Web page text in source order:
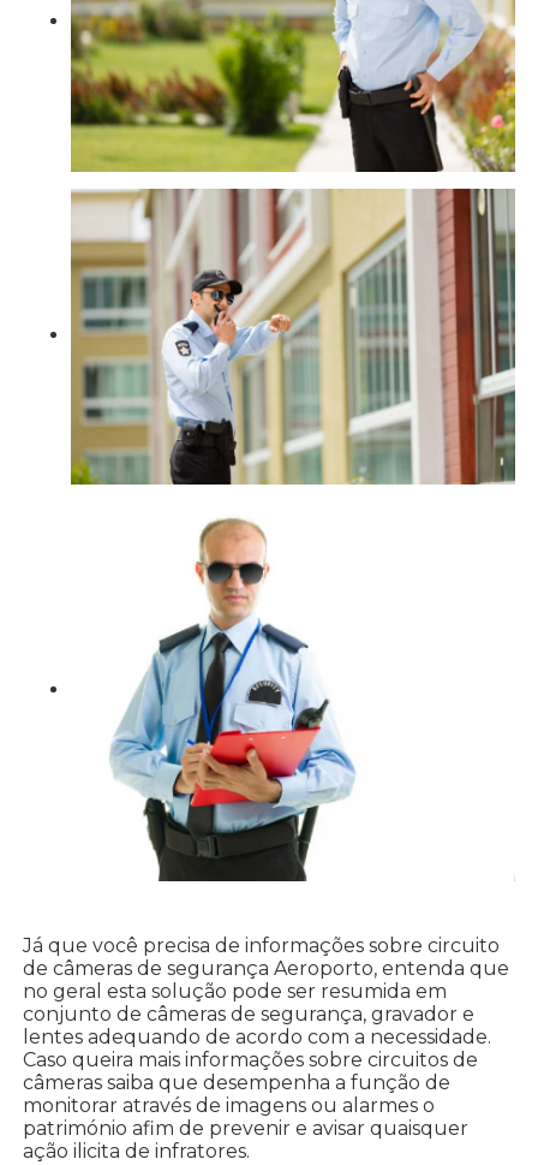
Já que você precisa de informações sobre circuito
de câmeras de segurança Aeroporto, entenda que
no geral esta solução pode ser resumida em
conjunto de câmeras de segurança, gravador e
lentes adequando de acordo com a necessidade.
Caso queira mais informações sobre circuitos de
câmeras saiba que desempenha a função de
monitorar através de imagens ou alarmes o
património afim de prevenir e avisar quaisquer
ação ilicita de infratores.